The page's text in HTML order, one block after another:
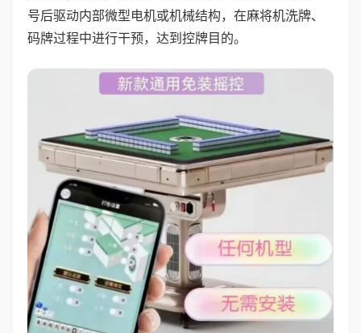
号后驱动内部微型电机或机械结构，在麻将机洗牌、
码牌过程中进行干预，达到控牌目的。